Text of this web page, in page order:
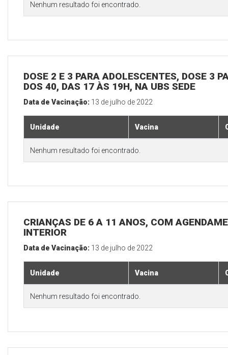
Nenhum resultado foi encontrado.
DOSE 2 E 3 PARA ADOLESCENTES, DOSE 3
DOS 40, DAS 17 ÀS 19H, NA UBS SEDE
Data de Vacinação: 13 de julho de 2022
Unidade Vacina
Nenhum resultado foi encontrado.
CRIANÇAS DE 6 A 11 ANOS, COM
INTERIOR
Data de Vacinação: 13 de julho de 2022
Unidade Vacina
Nenhum resultado foi encontrado.